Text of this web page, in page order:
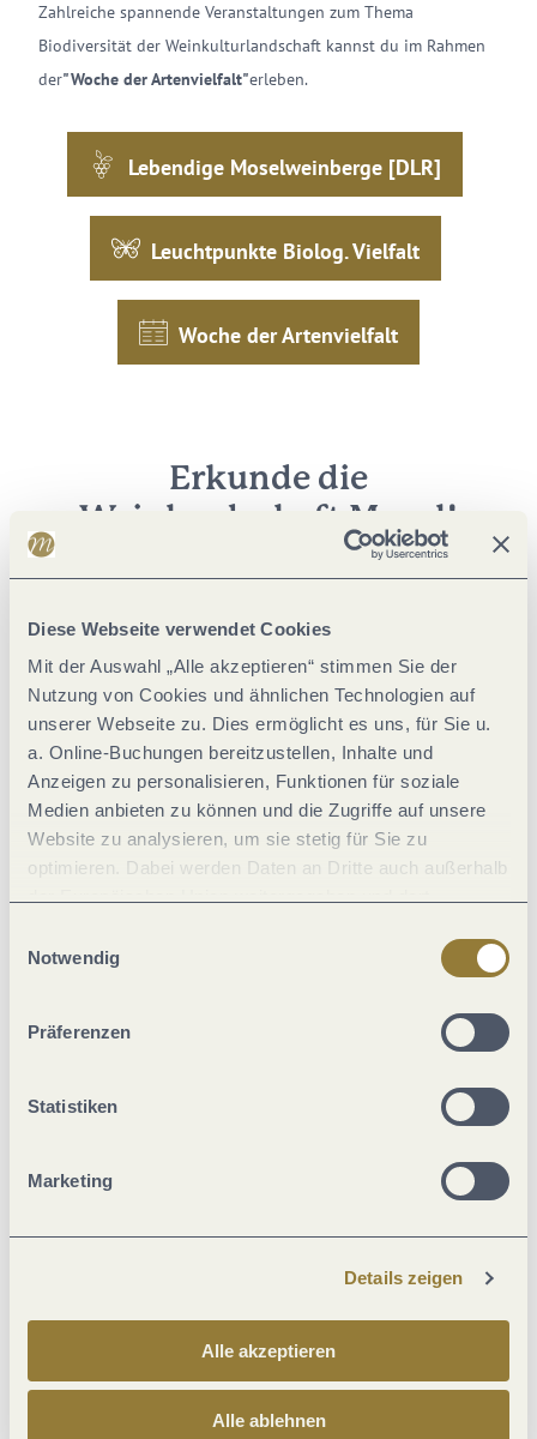
Diese Webseite verwendet Cookies
Mit der Auswahl „Alle akzeptieren“ stimmen Sie der
Nutzung von Cookies und ähnlichen Technologien auf
unserer Webseite zu. Dies ermöglicht es uns, für Sie u.
a. Online-Buchungen bereitzustellen, Inhalte und
Anzeigen zu personalisieren, Funktionen für soziale
Medien anbieten zu können und die Zugriffe auf unsere
Website zu analysieren, um sie stetig für Sie zu
optimieren. Dabei werden Daten an Dritte auch außerhalb
jederzeit widerrufen werden. Mit der Auswahl "Alle
ablehnen" kann es zu Beeinträchtigungen in der Nutzung
Notwendig
Präferenzen
Statistiken
Marketing
Details zeigen
Alle akzeptieren
Alle ablehnen
Zahlreiche spannende Veranstaltungen zum Thema
Biodiversität der Weinkulturlandschaft kannst du im Rahmen
der"Woche der Artenvielfalt"erleben.
Lebendige Moselweinberge [DLR]
Leuchtpunkte Biolog. Vielfalt
Woche der Artenvielfalt
Erkunde die
Weinlandschaft Mosel!
© G.Weyrich
Ausflug Aussichtspunkte/-plattformen
Moselperlen entdecken: Die besten
Mosel-Weinhoheiten